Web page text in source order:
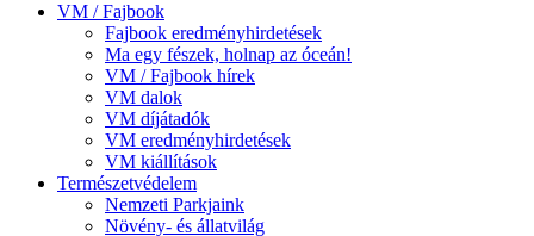
VM / Fajbook
Fajbook eredményhirdetések
Ma egy fészek, holnap az óceán!
VM / Fajbook hírek
VM dalok
VM díjátadók
VM eredményhirdetések
VM kiállítások
Természetvédelem
Nemzeti Parkjaink
Növény- és állatvilág